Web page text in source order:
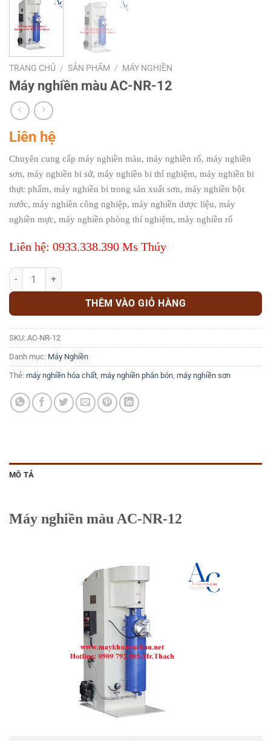
TRANG CHỦ / SẢN PHẨM / MÁY NGHIỀN
Máy nghiền màu AC-NR-12
Liên hệ
Chuyên cung cấp máy nghiền màu, máy nghiền rổ, máy nghiền
sơn, máy nghiền bi sứ, máy nghiền bi thí nghiệm, máy nghiền bi
thực phẩm, máy nghiền bi trong sản xuất sơn, máy nghiền bột
nước, máy nghiền công nghiệp, máy nghiền dược liệu, máy
nghiền mực, máy nghiền phòng thí nghiệm, máy nghiền rổ
Liên hệ: 0933.338.390 Ms Thúy
Máy nghiền màu AC-NR-12 số lượng
THÊM VÀO GIỎ HÀNG
SKU: AC-NR-12
Danh mục: Máy Nghiền
Thẻ: máy nghiền hóa chất, máy nghiền phân bón, máy nghiền sơn
MÔ TẢ
Máy nghiền màu AC-NR-12